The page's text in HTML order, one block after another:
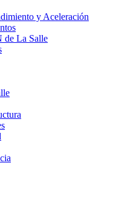
y Aceleración
de La Salle